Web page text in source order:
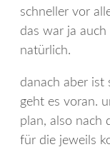
schneller vor
das war ja
natürlich.
danach aber ist
geht es voran.
plan, also nach
für die jeweils